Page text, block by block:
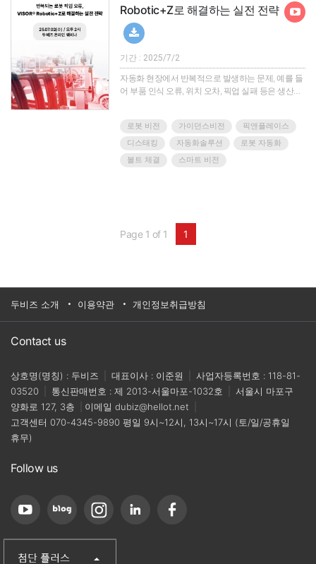
Robotic+Z로 해결하는 실전 전략
기간 : 2025/7/2
자동화 현장에서 반복적으로 발생하는 문제, 예를 들
어 부품 인식 오류, 위치 오차, 픽업 실패 등은 생산성
및 비전 솔루션 전문 기업 SensoPart의 VISOR® 시리
즈를 통해 소개합니다.특히 로봇에 통합되는 VISOR®
Robotic 제품을 중심으로 디스태킹 공정에서의 적용
사례와 실제 솔루션을 살펴보며, 제조 현장에 바로 적
로봇 비전 가이던스비전
픽앤플레이스
디스태킹
자동화솔루션
로봇 자동화
볼트 체결
스마트 비전
Page 1 of 1 1
두비즈 소개 이용약관 개인정보취급방침
Contact us
상호명(명칭) : 두비즈 대표이사 : 이준원
사업자등록번호 : 118-81-
03520
통신판매번호 : 제 2013-서울마포-1032호
서울시 마포구
양화로 127, 3층
이메일 dubiz@hellot.net
고객센터 070-4345-9890 평일 9시~12시, 13시~17시 (토/일/공휴일
휴무)
Follow us
(주)첨단